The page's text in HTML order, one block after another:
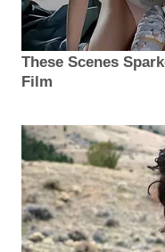
These Scenes
Film